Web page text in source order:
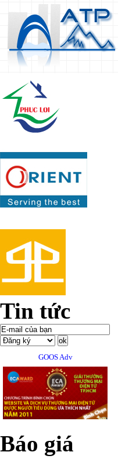
Tin tức
GOOS Adv
Báo giá